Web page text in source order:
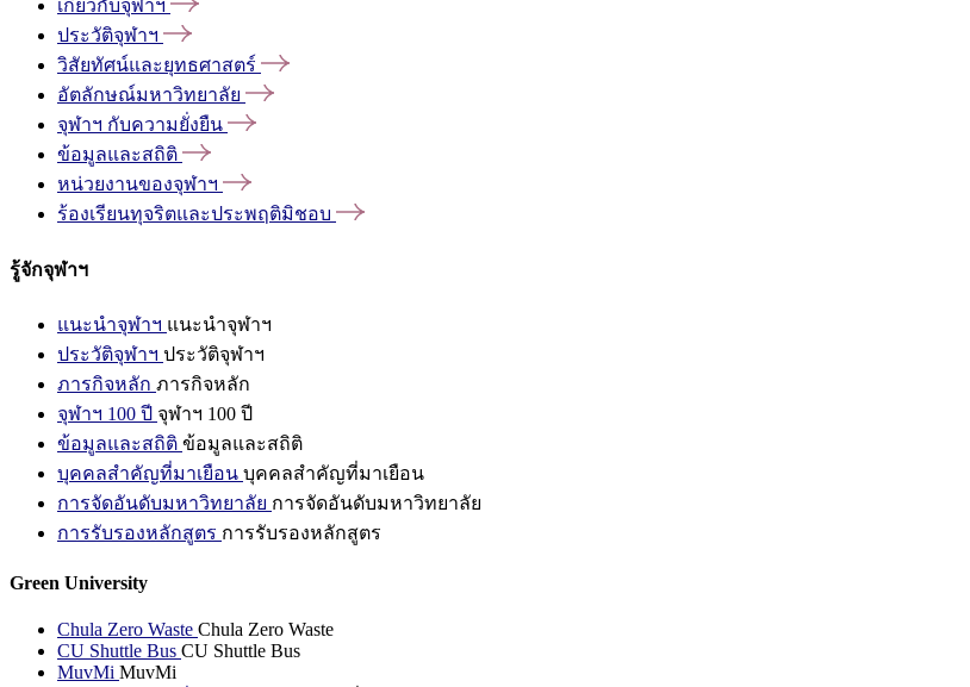
เกี่ยวกับจุฬาฯ
ประวัติจุฬาฯ
วิสัยทัศน์และยุทธศาสตร์
อัตลักษณ์มหาวิทยาลัย
จุฬาฯ กับความยั่งยืน
ข้อมูลและสถิติ
หน่วยงานของจุฬาฯ
ร้องเรียนทุจริตและประพฤติมิชอบ
รู้จักจุฬาฯ
แนะนำจุฬาฯ แนะนำจุฬาฯ
ประวัติจุฬาฯ ประวัติจุฬาฯ
ภารกิจหลัก ภารกิจหลัก
จุฬาฯ 100 ปี จุฬาฯ 100 ปี
ข้อมูลและสถิติ ข้อมูลและสถิติ
บุคคลสำคัญที่มาเยือน บุคคลสำคัญที่มาเยือน
การจัดอันดับมหาวิทยาลัย การจัดอันดับมหาวิทยาลัย
การรับรองหลักสูตร การรับรองหลักสูตร
Green University
Chula Zero Waste Chula Zero Waste
CU Shuttle Bus CU Shuttle Bus
MuvMi MuvMi